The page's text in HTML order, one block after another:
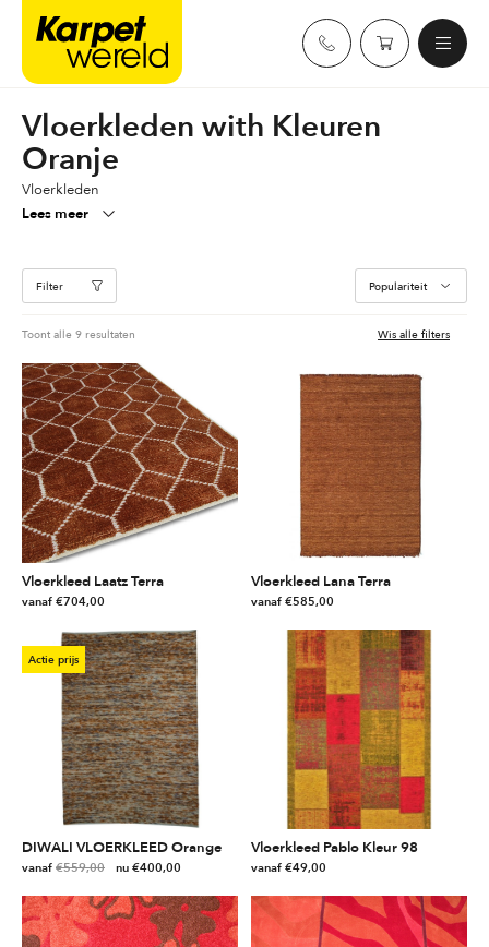
Karpetwereld
Vloerkleden with Kleuren
Oranje
Vloerkleden
Lees meer
Filter
Wis alle filters
Toont alle 9 resultaten
populariteit
Vloerkleed Laatz Terra
vanaf€704,00
product
heeft
meerdere
variaties.
gekozen
op
de
productpagina
Vloerkleed Lana Terra
vanaf€585,00
product
meerdere
variaties.
gekozen
worden
op
de
productpagina
Actie prijs
DIWALI VLOERKLEED Orange
vanaf€559,00 €400,00
product
heeft
Vloerkleed Pablo Kleur 98
vanaf€49,00
product
heeft